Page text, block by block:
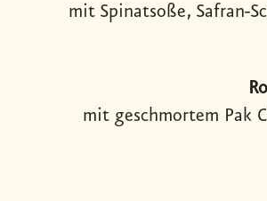
mit Spinatsoße, Safran-
mit geschmortem Pak